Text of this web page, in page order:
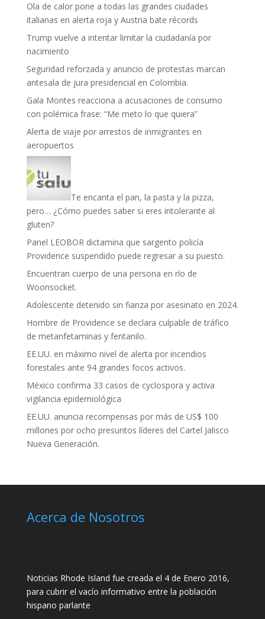
Ola de calor pone a todas las grandes ciudades
italianas en alerta roja y Austria bate récords
Trump vuelve a intentar limitar la ciudadanía por
nacimiento
Seguridad reforzada y anuncio de protestas marcan
antesala de jura presidencial en Colombia.
Gala Montes reacciona a acusaciones de consumo
con polémica frase: “Me meto lo que quiera”
Alerta de viaje por arrestos de inmigrantes en
aeropuertos
Te encanta el pan, la pasta y la pizza,
pero… ¿Cómo puedes saber si eres intolerante al
gluten?
Panel LEOBOR dictamina que sargento policía
Providence suspendido puede regresar a su puesto.
Encuentran cuerpo de una persona en río de
Woonsocket.
Adolescente detenido sin fianza por asesinato en 2024.
Hombre de Providence se declara culpable de tráfico
de metanfetaminas y fentanilo.
EE.UU. en máximo nivel de alerta por incendios
forestales ante 94 grandes focos activos.
México confirma 33 casos de cyclospora y activa
vigilancia epidemiológica
EE.UU. anuncia recompensas por más de US$ 100
millones por ocho presuntos líderes del Cartel Jalisco
Nueva Generación.
Acerca de Nosotros
Noticias Rhode Island fue creada el 4 de Enero 2016,
para cubrir el vacío informativo entre la población
hispano parlante